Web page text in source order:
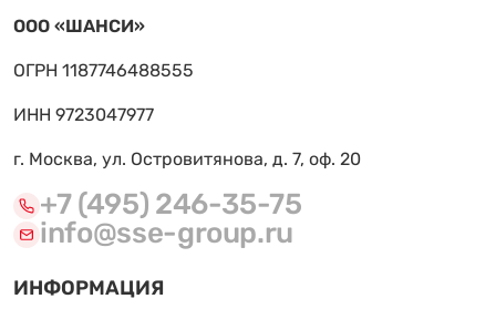
ООО «ШАНСИ»
ОГРН 1187746488555
ИНН 9723047977
г. Москва, ул. Островитянова, д. 7, оф. 20
+7 (495) 246-35-75
info@sse-group.ru
ИНФОРМАЦИЯ